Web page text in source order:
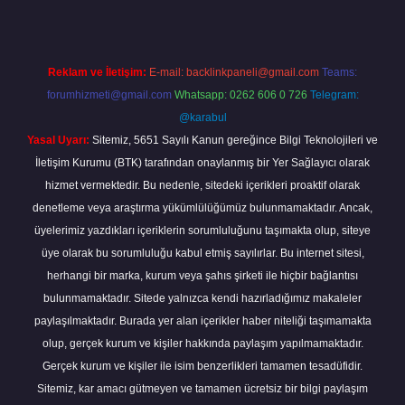
Reklam ve İletişim: E-mail: backlinkpaneli@gmail.com Teams:
forumhizmeti@gmail.com Whatsapp: 0262 606 0 726 Telegram:
@karabul
Yasal Uyarı: Sitemiz, 5651 Sayılı Kanun gereğince Bilgi Teknolojileri ve
İletişim Kurumu (BTK) tarafından onaylanmış bir Yer Sağlayıcı olarak
hizmet vermektedir. Bu nedenle, sitedeki içerikleri proaktif olarak
denetleme veya araştırma yükümlülüğümüz bulunmamaktadır. Ancak,
üyelerimiz yazdıkları içeriklerin sorumluluğunu taşımakta olup, siteye
üye olarak bu sorumluluğu kabul etmiş sayılırlar. Bu internet sitesi,
herhangi bir marka, kurum veya şahıs şirketi ile hiçbir bağlantısı
bulunmamaktadır. Sitede yalnızca kendi hazırladığımız makaleler
paylaşılmaktadır. Burada yer alan içerikler haber niteliği taşımamakta
olup, gerçek kurum ve kişiler hakkında paylaşım yapılmamaktadır.
Gerçek kurum ve kişiler ile isim benzerlikleri tamamen tesadüfidir.
Sitemiz, kar amacı gütmeyen ve tamamen ücretsiz bir bilgi paylaşım